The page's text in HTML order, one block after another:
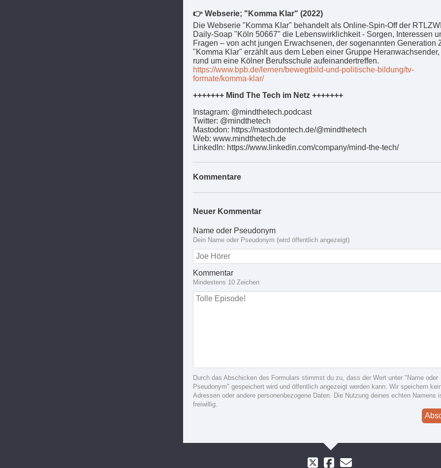
👉 Webserie; "Komma Klar" (2022)
Die Webserie "Komma Klar" behandelt als Online-Spin-Off der
Daily-Soap "Köln 50667" die Lebenswirklichkeit - Sorgen, Interessen
Fragen – von acht jungen Erwachsenen, der sogenannten Generation
"Komma Klar" erzählt aus dem Leben einer Gruppe
rund um eine Kölner Berufsschule aufeinandertreffen.
https://www.bpb.de/lernen/bewegtbild-und-politische-bildung/tv-
formate/komma-klar/
+++++++ Mind The Tech im Netz +++++++
Instagram: @mindthetech.podcast
Twitter: @mindthetech
Mastodon: https://mastodontech.de/@mindthetech
Web: www.mindthetech.de
LinkedIn: https://www.linkedin.com/company/mind-the-tech/
Kommentare
Neuer Kommentar
Name oder Pseudonym
Dein Name oder Pseudonym (wird öffentlich angezeigt)
Kommentar
Mindestens 10 Zeichen
Durch das Abschicken des Formulars stimmst du zu, dass der Wert unter "Name oder
Pseudonym" gespeichert wird und öffentlich angezeigt werden kann. Wir speichern
Adressen oder andere personenbezogene Daten. Die Nutzung deines echten Namens
freiwillig.